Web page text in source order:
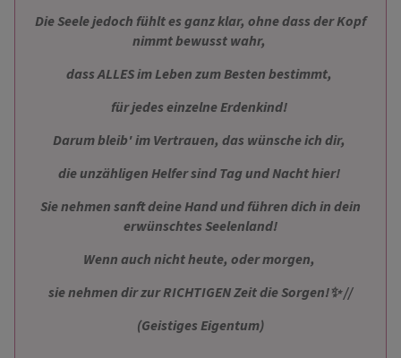
Die Seele jedoch fühlt es ganz klar, ohne dass der Kopf
nimmt bewusst wahr,
dass ALLES im Leben zum Besten bestimmt,
für jedes einzelne Erdenkind!
Darum bleib' im Vertrauen, das wünsche ich dir,
die unzähligen Helfer sind Tag und Nacht hier!
Sie nehmen sanft deine Hand und führen dich in dein
erwünschtes Seelenland!
Wenn auch nicht heute, oder morgen,
sie nehmen dir zur RICHTIGEN Zeit die Sorgen!✨ ️//
(Geistiges Eigentum)